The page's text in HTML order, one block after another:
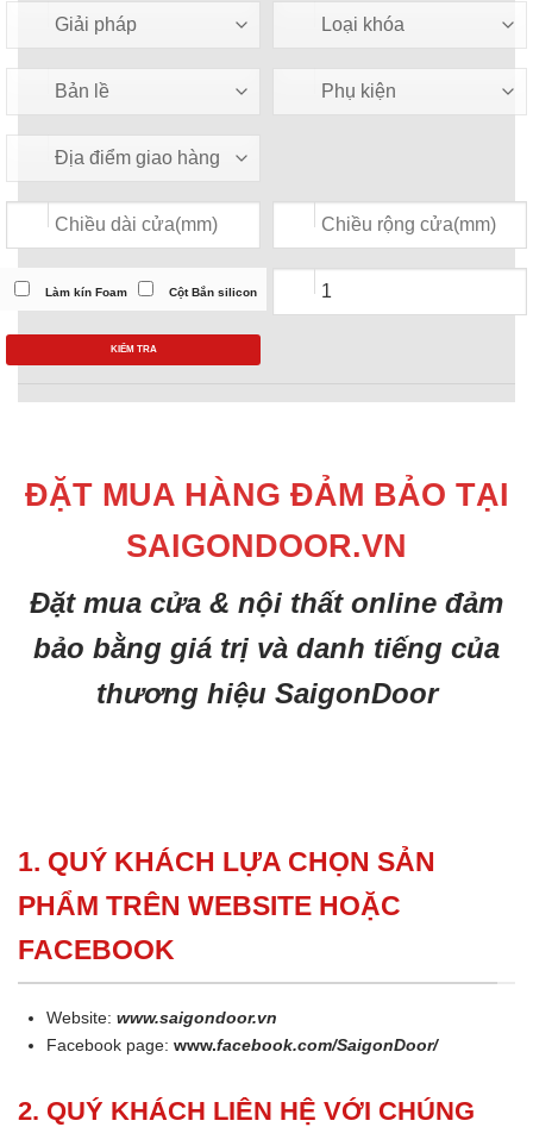
Làm kín Foam Cột Bắn silicon
KIỂM TRA
ĐẶT MUA HÀNG ĐẢM BẢO TẠI
SAIGONDOOR.VN
Đặt mua cửa & nội thất online đảm
bảo bằng giá trị và danh tiếng của
thương hiệu SaigonDoor
1. QUÝ KHÁCH LỰA CHỌN SẢN
PHẨM TRÊN WEBSITE HOẶC
FACEBOOK
Website:www.saigondoor.vn
Facebook page:www.facebook.com/SaigonDoor/
2. QUÝ KHÁCH LIÊN HỆ VỚI CHÚNG